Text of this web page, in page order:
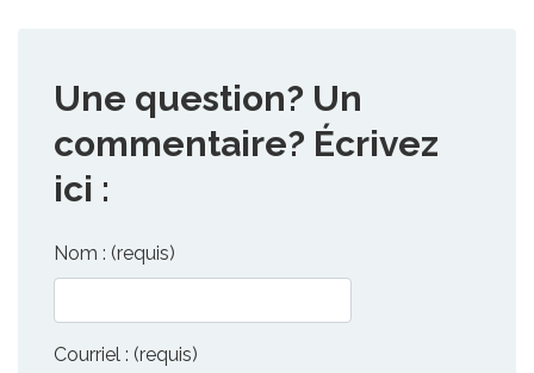
Une question? Un
commentaire? Écrivez
ici :
Nom : (requis)
Courriel : (requis)